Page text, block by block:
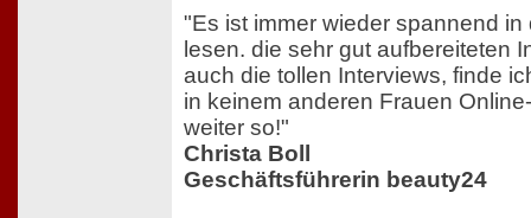
"Es ist immer wieder spannend in
lesen. die sehr gut aufbereiteten
auch die tollen Interviews, finde
in keinem anderen Frauen
weiter so!"
Christa Boll
Geschäftsführerin beauty24